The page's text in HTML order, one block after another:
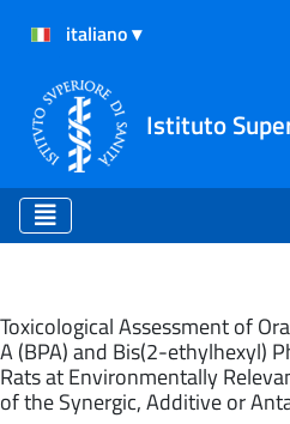
Istituto
Eventi
Toxicological Assessment of
A (BPA) and Bis(2-ethylhexyl)
Rats at Environmentally
of the Synergic, Additive or